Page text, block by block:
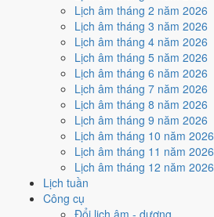
Lịch âm tháng 2 năm 2026
Lịch âm tháng 3 năm 2026
Lịch âm tháng 4 năm 2026
Lịch âm tháng 5 năm 2026
Lịch âm tháng 6 năm 2026
Lịch âm tháng 7 năm 2026
Lịch âm tháng 8 năm 2026
Lịch âm tháng 9 năm 2026
Lịch âm tháng 10 năm 2026
Lịch âm tháng 11 năm 2026
Lịch âm tháng 12 năm 2026
Lịch tuần
Công cụ
Đổi lịch âm - dương
Ngày Hắc Đạo và Ngày Đại Hung
Cách tính ngày tốt
Nhập trạch - vào nhà mới
Xấu
Nhập trạch - vào nhà mới hôm nay ở
Phá, Ngày Hắc Đạo và Ngày Đại
Cách tính ngày tốt
Mua xe - tậu xe
Xấu
Mua xe - tậu xe hôm nay ởmức xấu
Hắc Đạo và Ngày Đại Hung
Cách tính ngày tốt